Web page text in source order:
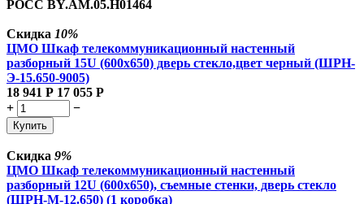
РОСС BY.AM.05.H01464
Скидка 10%
ЦМО Шкаф телекоммуникационный настенный
разборный 15U (600х650) дверь стекло,цвет черный (ШРН-
Э-15.650-9005)
18 941 Р 17 055 Р
+
−
Купить
Скидка 9%
ЦМО Шкаф телекоммуникационный настенный
разборный 12U (600х650), съемные стенки, дверь стекло
(ШРН-М-12.650) (1 коробка)